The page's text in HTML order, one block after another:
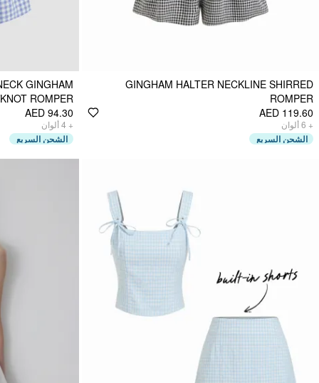
GINGHAM HALTER NECKLINE SHIRRED
ROMPER
AED 119.60
+
6ألوان
الشحن السريع
GINGHAM
ROMPER
AED 94.30
+
4ألوان
الشحن السريع